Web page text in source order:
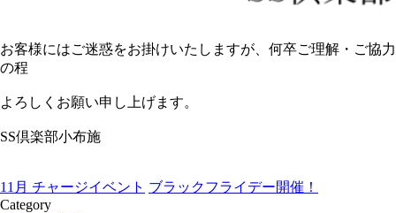
お客様にはご迷惑をお掛けいたしますが、何卒ご理解・ご協力
の程
よろしくお願い申し上げます。
SS倶楽部小布施
11月 チャージイベント ブラックフライデー開催！
Category